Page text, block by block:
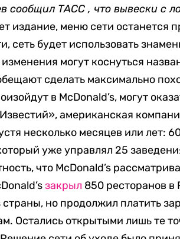
сообщил ТАСС , что вывески с
издание, меню сети останется
сеть будет использовать
могут коснуться
сделать максимально
в McDonald’s, могут
американская
несколько месяцев или лет:
уже управлял 25
что McDonald’s
закрыл 850 ресторанов в
страны, но продолжил платить
Остались открытыми лишь те